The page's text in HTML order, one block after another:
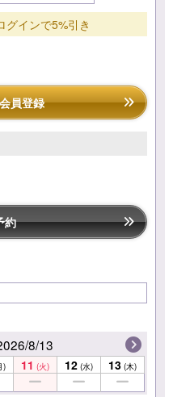
インで5%引き
員登録
約
8/13
) 11 (火) 12 (水) 13 (木)